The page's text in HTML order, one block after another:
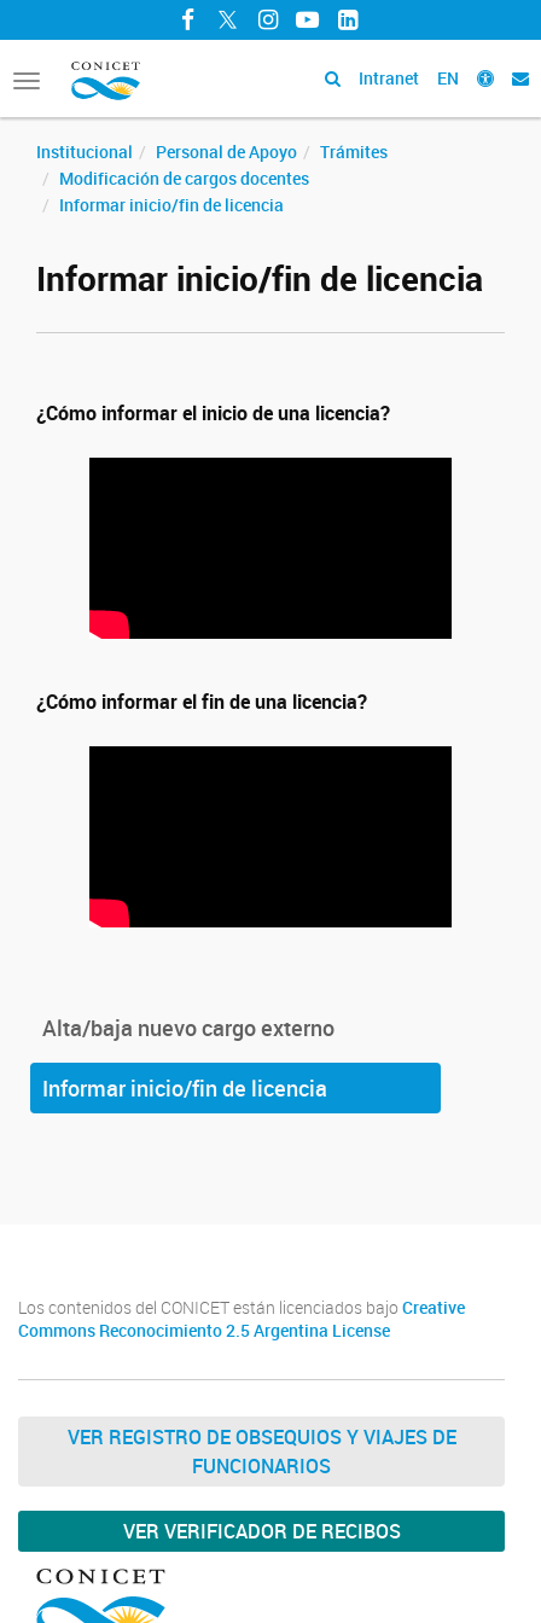
Facebook
TwitterInstagram
YouTubeLinkedIn
Toggle
navigation
Intranet EN
Institucional Personal de Apoyo
Trámites
Modificación de cargos docentes
Informar inicio/fin de licencia
Informar inicio/fin de licencia
¿Cómo informar el inicio de una licencia?
¿Cómo informar el fin de una licencia?
Alta/baja nuevo cargo externo
Informar inicio/fin de licencia
Los contenidos del CONICET están licenciados bajo Creative
Commons Reconocimiento 2.5 Argentina License
VER REGISTRO DE OBSEQUIOS Y VIAJES DE
FUNCIONARIOS
VER VERIFICADOR DE RECIBOS